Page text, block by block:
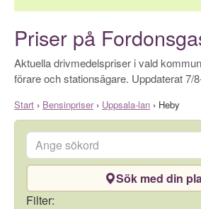
Priser på
Aktuella drivmedelspriser i vald
förare och stationsägare. Uppdaterat 7/
Start › Bensinpriser› Uppsala-lan › Heby
Ange sökord
Sök med din
Filter: